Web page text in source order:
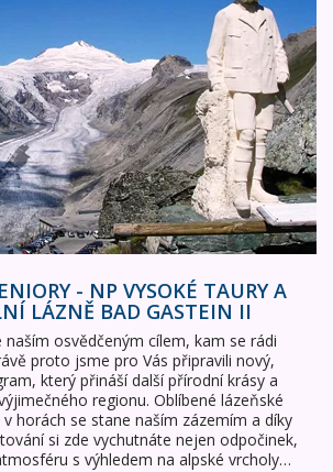
- NP VYSOKÉ TAURY A
LÁZNĚ BAD GASTEIN II
naším osvědčeným cílem, kam se rádi
proto jsme pro Vás připravili nový,
který přináší další přírodní krásy a
regionu. Oblíbené lázeňské
horách se stane naším zázemím a díky
si zde vychutnáte nejen odpočinek,
s výhledem na alpské vrcholy…